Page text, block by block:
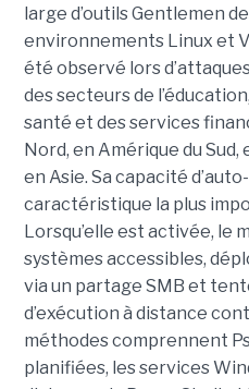
large d’outils Gentlemen
environnements Linux et
été observé lors
des secteurs de
santé et des services
Nord, en Amérique du
en Asie. Sa capacité
caractéristique la plus
Lorsqu’elle est activée, le
systèmes accessibles,
via un partage SMB et
d’exécution à distance
méthodes comprennent
planifiées, les services